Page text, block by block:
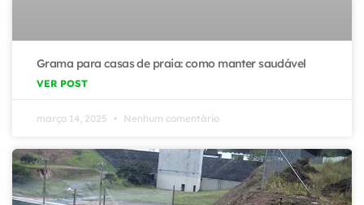
Grama para casas de praia: como manter saudável
VER POST
março 14, 2025 Nenhum comentário